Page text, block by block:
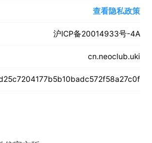
查看隐私政策
沪ICP备20014933号-4A
cn.neoclub.uki